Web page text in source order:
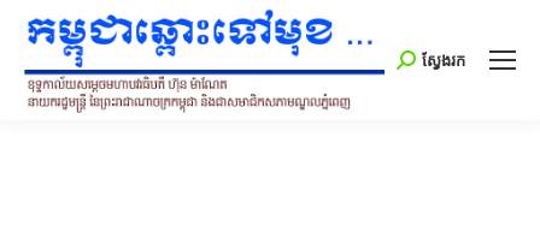
Search:
ស្វែងរក